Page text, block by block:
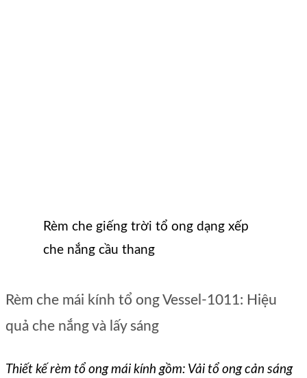
Rèm che giếng trời tổ ong dạng xếp
che nắng cầu thang
Rèm che mái kính tổ ong Vessel-1011: Hiệu
quả che nắng và lấy sáng
Thiết kế rèm tổ ong mái kính gồm: Vải tổ ong cản sáng